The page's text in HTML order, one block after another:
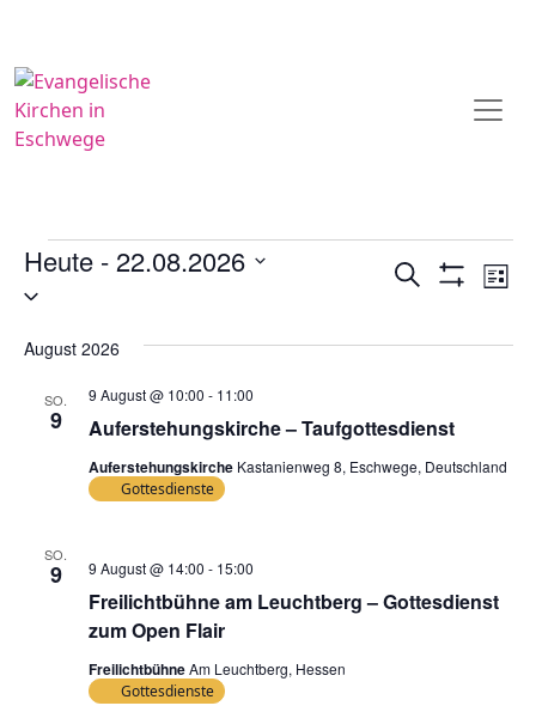
Veranstaltungen
und
Suche Liste
Heute - 22.08.2026
Datum
August 2026
SO.
9 Auferstehungskirche – Taufgottesdienst
9 August @ 10:00 - 11:00
Auferstehungskirche Kastanienweg 8, Eschwege, Deutschland
Gottesdienste
SO.
9
Freilichtbühne am Leuchtberg – Gottesdienst
zum Open Flair
9 August @ 14:00 - 15:00
FreilichtbühneAm Leuchtberg, Hessen
Gottesdienste